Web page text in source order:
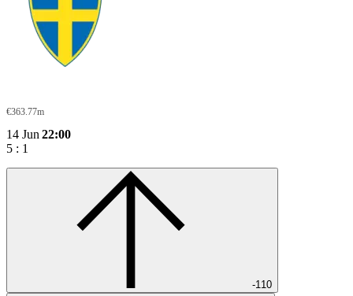
€363.77m
14 Jun 22:00
5 : 1
-110